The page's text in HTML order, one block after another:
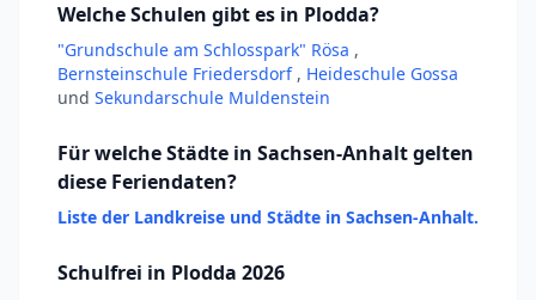
Welche Schulen gibt es in Plodda?
"Grundschule am Schlosspark" Rösa ,
Bernsteinschule Friedersdorf , Heideschule Gossa
und Sekundarschule Muldenstein
Für welche Städte in Sachsen-Anhalt gelten
diese Feriendaten?
Liste der Landkreise und Städte in Sachsen-Anhalt.
Schulfrei in Plodda 2026